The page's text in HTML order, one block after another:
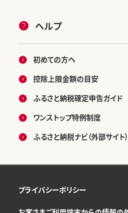
ヘルプ
初めての方へ
控除上限金額の目安
ふるさと納税確定申告ガイド
ワンストップ特例制度
ふるさと納税ナビ（外部サイト）
プライバシーポリシー